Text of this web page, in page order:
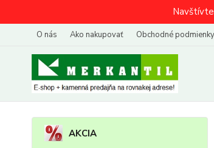
O nás Ako nakupovať Obchodné podmienky
AKCIA